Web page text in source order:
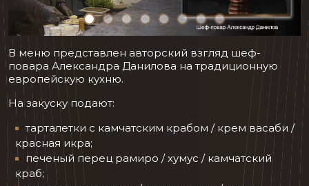
В меню представлен авторский взгляд шеф-
повара Александра Данилова на традиционную
европейскую кухню.
На закуску подают:
тарталетки с камчатским крабом / крем васаби /
красная икра;
печеный перец рамиро / хумус / камчатский
краб;